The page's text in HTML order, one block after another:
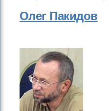
Олег Пакидов